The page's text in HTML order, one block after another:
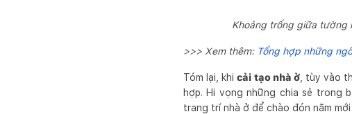
Khoảng trống giữa tường
>>> Xem thêm: Tổng hợp những
Tóm lại, khicải tạo nhà ở, tùy vào
hợp. Hi vọng những chia sẻ trong
trang trí nhà ở để chào đón năm mới